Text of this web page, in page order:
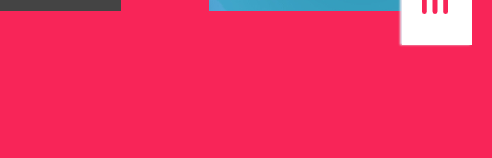
Toggle navigation